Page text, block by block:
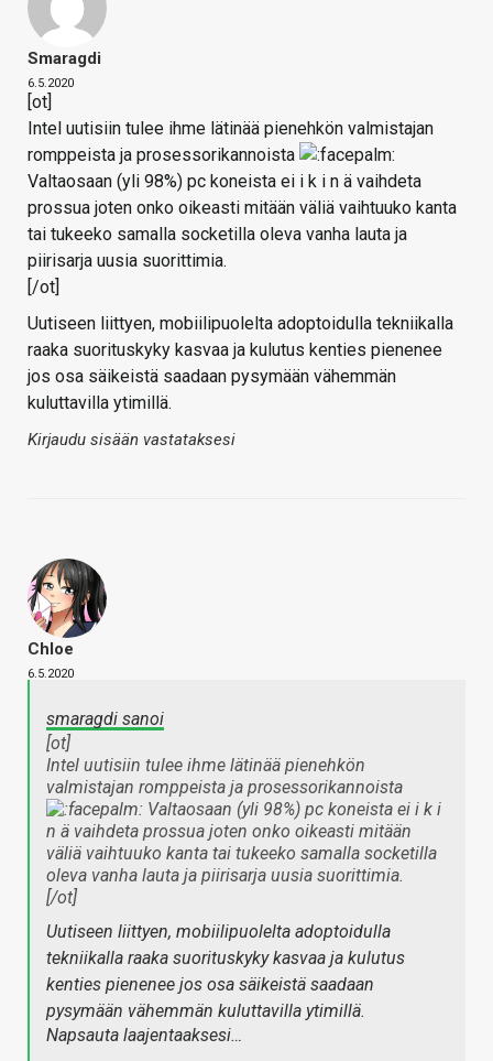
Smaragdi
6.5.2020
[ot]
Intel uutisiin tulee ihme lätinää pienehkön valmistajan
romppeista ja prosessorikannoista
Valtaosaan (yli 98%) pc koneista ei i k i n ä vaihdeta
prossua joten onko oikeasti mitään väliä vaihtuuko kanta
tai tukeeko samalla socketilla oleva vanha lauta ja
piirisarja uusia suorittimia.
[/ot]
Uutiseen liittyen, mobiilipuolelta adoptoidulla tekniikalla
raaka suorituskyky kasvaa ja kulutus kenties pienenee
jos osa säikeistä saadaan pysymään vähemmän
kuluttavilla ytimillä.
Kirjaudu sisään vastataksesi
Chloe
6.5.2020
smaragdi sanoi
[ot]
Intel uutisiin tulee ihme lätinää pienehkön
valmistajan romppeista ja prosessorikannoista
Valtaosaan (yli 98%) pc koneista ei i k i
n ä vaihdeta prossua joten onko oikeasti mitään
väliä vaihtuuko kanta tai tukeeko samalla socketilla
oleva vanha lauta ja piirisarja uusia suorittimia.
[/ot]
Uutiseen liittyen, mobiilipuolelta adoptoidulla
tekniikalla raaka suorituskyky kasvaa ja kulutus
kenties pienenee jos osa säikeistä saadaan
pysymään vähemmän kuluttavilla ytimillä.
Napsauta laajentaaksesi…